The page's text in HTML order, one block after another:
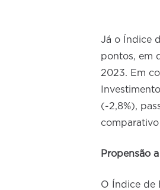
Já o Índice
pontos, em
2023. Em
(-2,8%),
Propensão
O Índice de